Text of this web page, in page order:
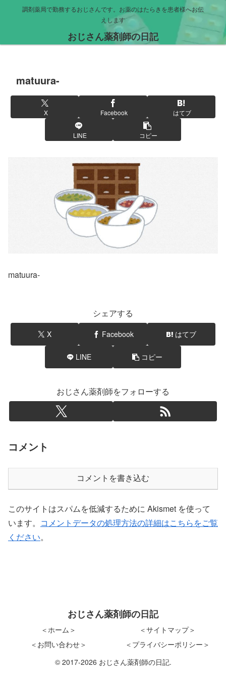
調剤薬局で勤務するおじさんです。お薬のはたらきを患者様へお伝
えします
おじさん薬剤師の日記
matuura-
X Facebook はてブ
LINE コピー
matuura-
シェアする
X Facebook はてブ
LINE コピー
おじさん薬剤師をフォローする
コメント
コメントを書き込む
このサイトはスパムを低減するために Akismet を使って
います。 コメントデータの処理方法の詳細はこちらをご覧
ください。
おじさん薬剤師の日記
＜ホーム＞
＜サイトマップ＞
＜お問い合わせ＞
＜プライバシーポリシー＞
© 2017-2026 おじさん薬剤師の日記.